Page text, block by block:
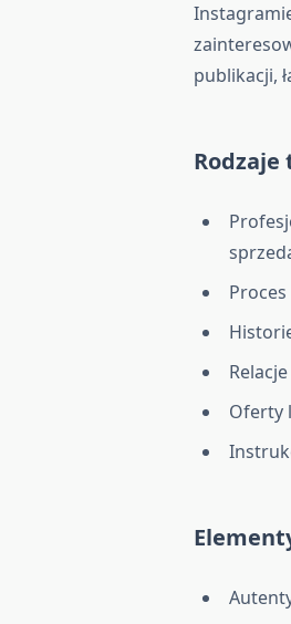
publikacji,
Oferty